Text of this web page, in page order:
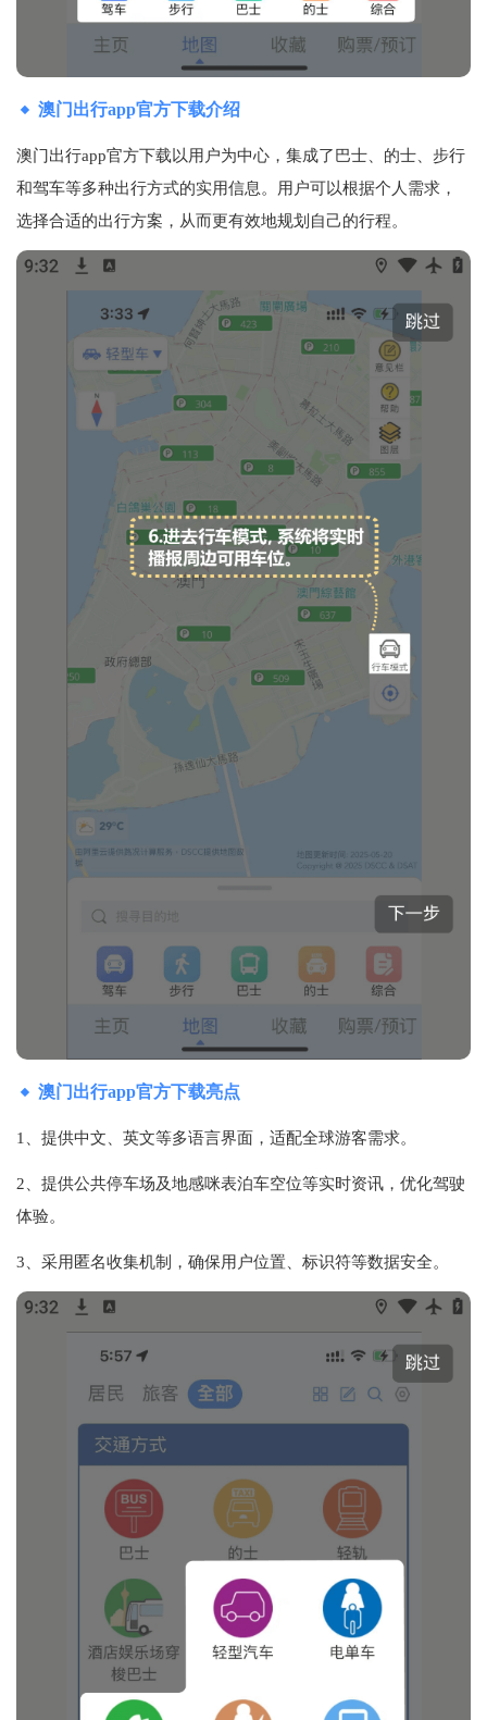
澳门出行app官方下载介绍
澳门出行app官方下载以用户为中心，集成了巴士、的士、步行
和驾车等多种出行方式的实用信息。用户可以根据个人需求，
选择合适的出行方案，从而更有效地规划自己的行程。
澳门出行app官方下载亮点
1、提供中文、英文等多语言界面，适配全球游客需求。
2、提供公共停车场及地感咪表泊车空位等实时资讯，优化驾驶
体验。
3、采用匿名收集机制，确保用户位置、标识符等数据安全。